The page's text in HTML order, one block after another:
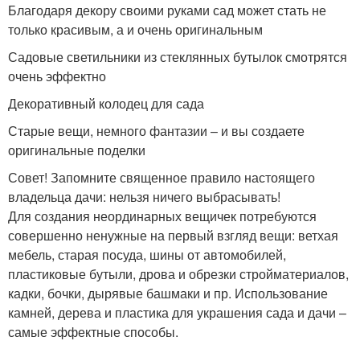
Благодаря декору своими руками сад может стать не
только красивым, а и очень оригинальным
Садовые светильники из стеклянных бутылок смотрятся
очень эффектно
Декоративный колодец для сада
Старые вещи, немного фантазии – и вы создаете
оригинальные поделки
Совет! Запомните священное правило настоящего
владельца дачи: нельзя ничего выбрасывать!
Для создания неординарных вещичек потребуются
совершенно ненужные на первый взгляд вещи: ветхая
мебель, старая посуда, шины от автомобилей,
пластиковые бутыли, дрова и обрезки стройматериалов,
кадки, бочки, дырявые башмаки и пр. Использование
камней, дерева и пластика для украшения сада и дачи –
самые эффектные способы.